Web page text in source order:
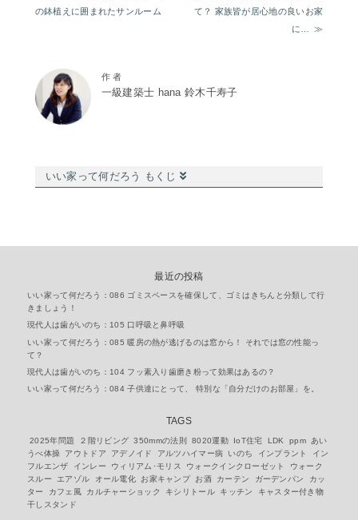
の鉢植えに囲まれたサンルーム
て？ 家族皆が居心地の良いお家
に…
作 者
一級建築士 hana 鈴木千寿子
いい家って何だろう もくじ
最近の投稿
いい家って何だろう：086 ゴミスペースを確保して、ゴミはきちんと分類して行
きましょう！
現代人は歯がいのち：105 口呼吸と鼻呼吸
いい家って何だろう：085 暖房の熱が逃げるのは窓から！ それでは窓の性能っ
て？
現代人は歯がいのち：104 フッ素入り歯磨き粉って効果はあるの？
いい家って何だろう：084 子供達にとって、 特別な「自分だけのお部屋」を。
TAGS
2025年問題 ２階リビング 350mmの法則 8020運動 IoT住宅 LDK ppm
あい
うべ体操
アウトドア アデノイド アルツハイマー病 いのち インプラント
イン
フルエンザ
インレー ウィリアム･モリス ウォークインクローゼット
ウォーク
スルー
エアゾル オール電化 お家キャンプ お酒 カーテン ガーデンパン
カッ
ター
カフェ風 カルチャーショック キシリトール キッチン
キャスター付き物
干しスタンド